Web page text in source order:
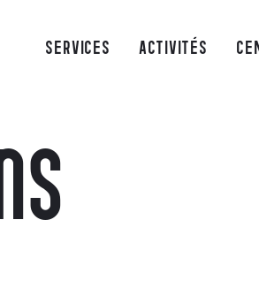
SERVICES ACTIVITÉS